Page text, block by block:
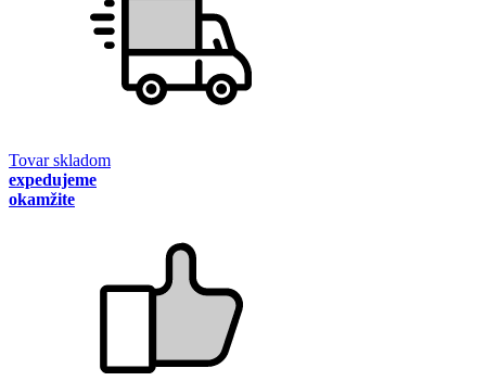
Tovar skladom
expedujeme
okamžite